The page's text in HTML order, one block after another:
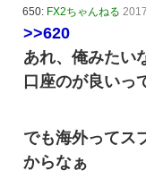
650: FX2ちゃんねる
>>620
あれ、俺みたい
口座のが良いっ
でも海外ってス
からなぁ